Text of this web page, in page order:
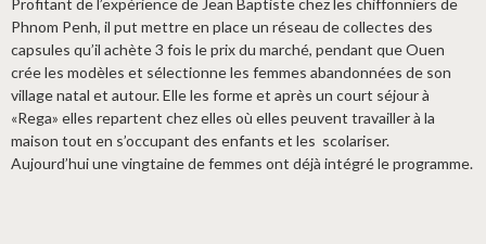
Profitant de l’expérience de Jean Baptiste chez les chiffonniers de
Phnom Penh, il put mettre en place un réseau de collectes des
capsules qu’il achète 3 fois le prix du marché, pendant que Ouen
crée les modèles et sélectionne les femmes abandonnées de son
village natal et autour. Elle les forme et après un court séjour à
«Rega» elles repartent chez elles où elles peuvent travailler à la
maison tout en s’occupant des enfants et les scolariser.
Aujourd’hui une vingtaine de femmes ont déjà intégré le programme.